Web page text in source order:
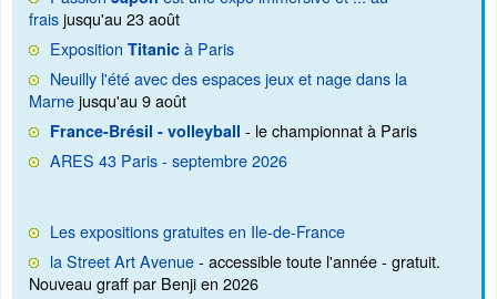
fraisjusqu'au 23 août
Exposition Titanic à Paris
Neuilly l'été avec des espaces jeux et nage dans la
Marnejusqu'au 9 août
France-Brésil - volleyball - le championnat à Paris
ARES 43 Paris - septembre 2026
Les expositions gratuites en Ile-de-France
la Street Art Avenue- accessible toute l'année - gratuit.
Nouveau graff par Benji en 2026